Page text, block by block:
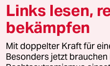
© 2026 taz Verlags und
Alle Rechte vorbehalten. Bei
wenden Sie sich bitte an
Links lesen,
bekämpfen
Mit doppelter Kraft für
Besonders jetzt